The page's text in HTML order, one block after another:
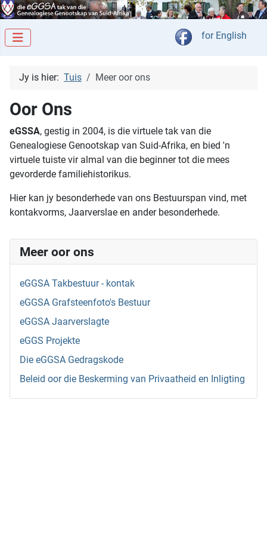
Kies jou taal
for English
Meer oor ons
eGGSA Takbestuur - kontak
eGGSA Grafsteenfoto's Bestuur
eGGSA Jaarverslagte
eGGS Projekte
Die eGGSA Gedragskode
Beleid oor die Beskerming van Privaatheid en Inligting
Jy is hier: Tuis Meer oor ons
Oor Ons
eGSSA, gestig in 2004, is die virtuele tak van die
Genealogiese Genootskap van Suid-Afrika, en bied 'n
virtuele tuiste vir almal van die beginner tot die mees
gevorderde familiehistorikus.
Hier kan jy besonderhede van ons Bestuurspan vind, met
kontakvorms, Jaarverslae en ander besonderhede.